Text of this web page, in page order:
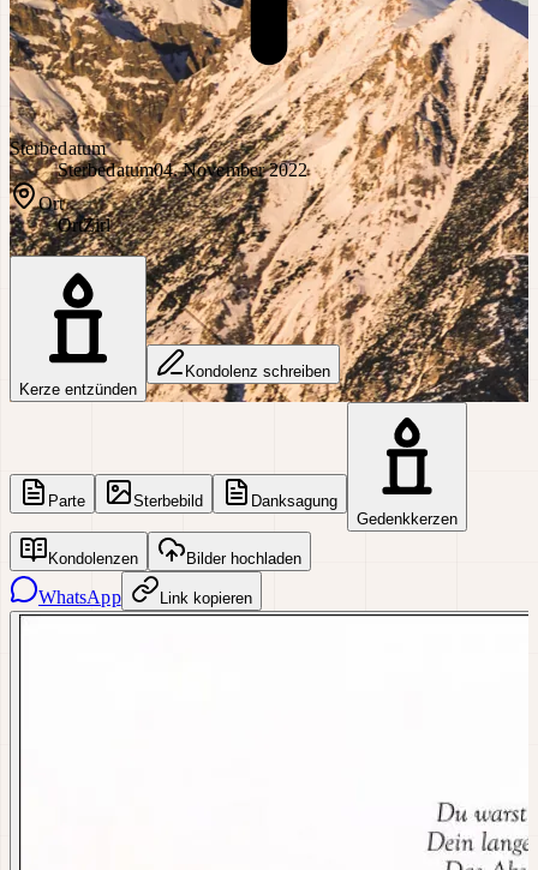
Sterbedatum
Sterbedatum04. November 2022
Ort
OrtZirl
Kerze entzünden
Kondolenz schreiben
Parte Sterbebild
Danksagung
Gedenkkerzen
Kondolenzen Bilder hochladen
WhatsApp Link kopieren